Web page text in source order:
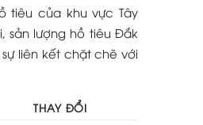
tiêu của khu vực Tây
sản lượng hồ tiêu Đắk
liên kết chặt chẽ với
THAY ĐỔI